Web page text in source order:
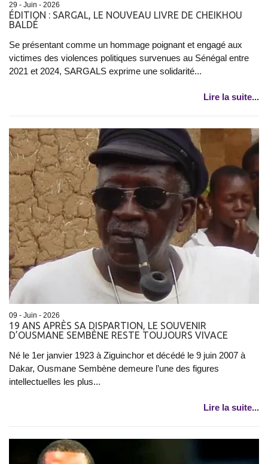
29 - Juin - 2026
ÉDITION : SARGAL, LE NOUVEAU LIVRE DE CHEIKHOU
BALDÉ
Se présentant comme un hommage poignant et engagé aux
victimes des violences politiques survenues au Sénégal entre
2021 et 2024, SARGALS exprime une solidarité...
Lire la suite...
09 - Juin - 2026
19 ANS APRÈS SA DISPARTION, LE SOUVENIR
D’OUSMANE SEMBÈNE RESTE TOUJOURS VIVACE
Né le 1er janvier 1923 à Ziguinchor et décédé le 9 juin 2007 à
Dakar, Ousmane Sembène demeure l’une des figures
intellectuelles les plus...
Lire la suite...